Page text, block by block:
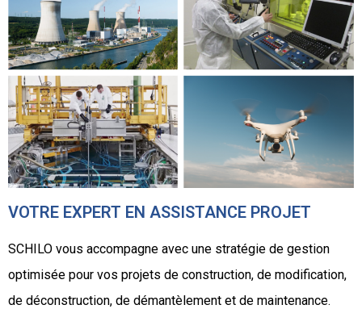
VOTRE EXPERT EN ASSISTANCE PROJET
SCHILO vous accompagne avec une stratégie de gestion
optimisée pour vos projets de construction, de modification,
de déconstruction, de démantèlement et de maintenance.